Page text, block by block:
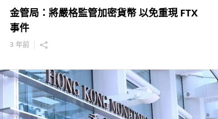
金管局：將嚴格監管加密貨幣 以免重現 FTX
事件
3 年前